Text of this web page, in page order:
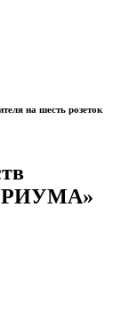
на шесть розеток